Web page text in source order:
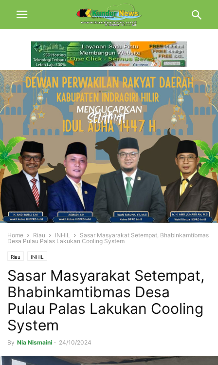
Home Riau INHIL
Sasar Masyarakat Setempat, Bhabinkamtibmas
Desa Pulau Palas Lakukan Cooling System
Riau INHIL
Sasar Masyarakat Setempat,
Bhabinkamtibmas Desa
Pulau Palas Lakukan Cooling
System
By Nia Nismaini - 24/10/2024